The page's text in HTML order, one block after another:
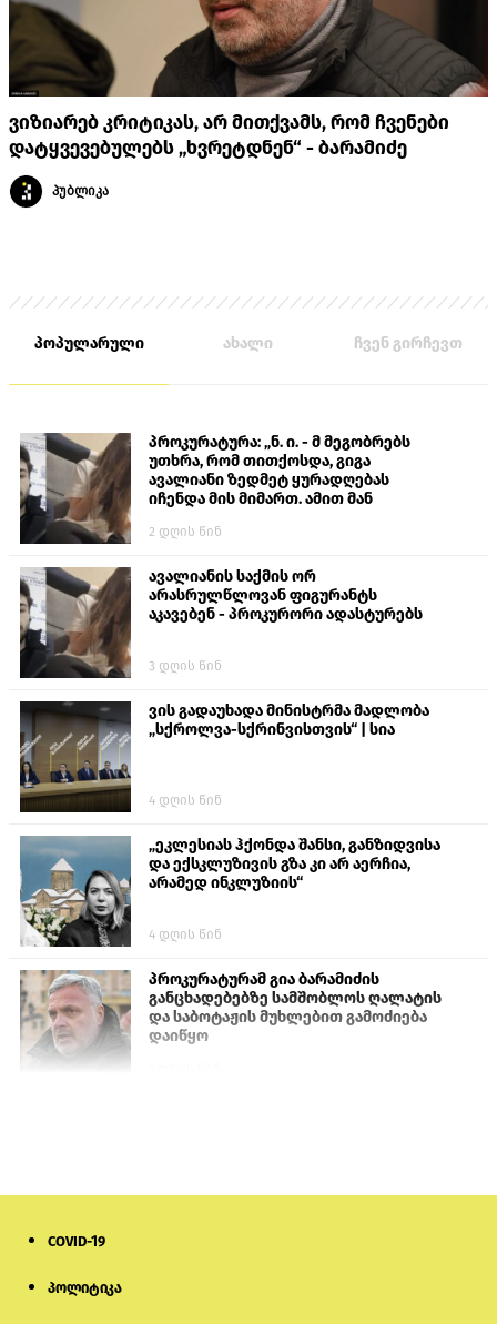
ვიზიარებ კრიტიკას, არ მითქვამს, რომ ჩვენები
დატყვევებულებს „ხვრეტდნენ“ - ბარამიძე
პუბლიკა
პოპულარული ახალი ჩვენ გირჩევთ
პროკურატურა: „ნ. ი. - მ მეგობრებს
უთხრა, რომ თითქოსდა, გიგა
ავალიანი ზედმეტ ყურადღებას
იჩენდა მის მიმართ. ამით მან
თავს დასხმოდა გიგა ავალიანს“
2 დღის წინ
ავალიანის საქმის ორ
არასრულწლოვან ფიგურანტს
აკავებენ - პროკურორი ადასტურებს
3 დღის წინ
ვის გადაუხადა მინისტრმა მადლობა
„სქროლვა-სქრინვისთვის“ | სია
4 დღის წინ
„ეკლესიას ჰქონდა შანსი, განზიდვისა
და ექსკლუზივის გზა კი არ აერჩია,
არამედ ინკლუზიის“
4 დღის წინ
პროკურატურამ გია ბარამიძის
განცხადებებზე სამშობლოს ღალატის
და საბოტაჟის მუხლებით გამოძიება
დაიწყო
COVID-19
პოლიტიკა